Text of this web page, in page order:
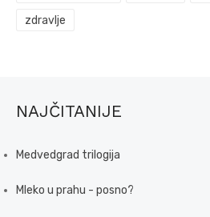
zdravlje
NAJČITANIJE
Medvedgrad trilogija
Mleko u prahu - posno?